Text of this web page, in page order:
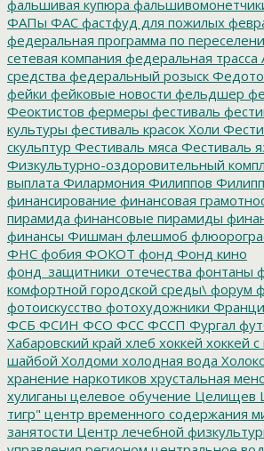
фальшивая купюра
ФАПы ФАС фастфуд для пожилых
федеральная программа по
сетевая компания федеральная трасса
средства федеральный розыск
фейки фейковые новости фельдшер
Феоктистов фермеры фестиваль
культуры фестиваль красок Холи
скульптур Фестиваль мяса Фестиваль
Физкультурно-оздоровительный
выплата Филармония Филиппов
финансирование финансовая
пирамида финансовые пирамиды
финансы Фишман флешмоб
ФНС фобия ФОКОТ фонд Фонд кино
фонд_защитники_отечества фонтаны
комфортной городской среды\ форум
фотоискусство фотохудожники
ФСБ ФСИН ФСО ФСС ФССП Фургал
Хабаровский край хлеб хоккей хоккей
шайбой Холдоми холодная вода
хранение наркотиков хрустальная
хулиганы целевое обучение Целищев
тигр" центр временного содержания
занятости Центр лечебной